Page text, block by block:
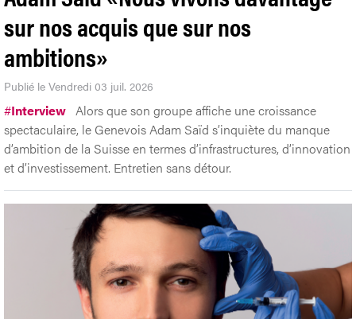
sur nos acquis que sur nos
ambitions»
Publié le Vendredi 03 juil. 2026
#Interview Alors que son groupe affiche une croissance
spectaculaire, le Genevois Adam Saïd s’inquiète du manque
d’ambition de la Suisse en termes d’infrastructures, d’innovation
et d’investissement. Entretien sans détour.